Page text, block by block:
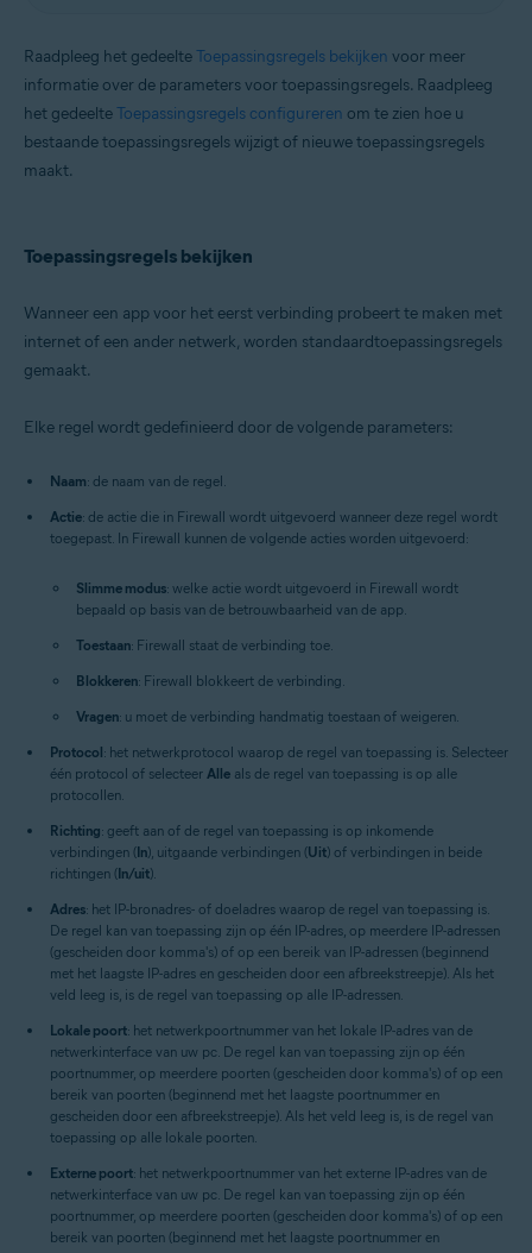
Raadpleeg het gedeelteToepassingsregels bekijken voor meer
informatie over de parameters voor toepassingsregels. Raadpleeg
het gedeelteToepassingsregels configureren om te zien hoe u
bestaande toepassingsregels wijzigt of nieuwe toepassingsregels
maakt.
Toepassingsregels bekijken
Wanneer een app voor het eerst verbinding probeert te maken met
internet of een ander netwerk, worden standaardtoepassingsregels
gemaakt.
Elke regel wordt gedefinieerd door de volgende parameters:
Naam: de naam van de regel.
Actie: de actie die in Firewall wordt uitgevoerd wanneer deze regel wordt
toegepast. In Firewall kunnen de volgende acties worden uitgevoerd:
Slimme modus: welke actie wordt uitgevoerd in Firewall wordt
bepaald op basis van de betrouwbaarheid van de app.
Toestaan: Firewall staat de verbinding toe.
Blokkeren: Firewall blokkeert de verbinding.
Vragen: u moet de verbinding handmatig toestaan of weigeren.
Protocol: het netwerkprotocol waarop de regel van toepassing is. Selecteer
één protocol of selecteer Alle als de regel van toepassing is op alle
protocollen.
Richting: geeft aan of de regel van toepassing is op inkomende
verbindingen (In), uitgaande verbindingen (Uit) of verbindingen in beide
richtingen (In/uit).
Adres: het IP-bronadres- of doeladres waarop de regel van toepassing is.
De regel kan van toepassing zijn op één IP-adres, op meerdere IP-adressen
(gescheiden door komma's) of op een bereik van IP-adressen (beginnend
met het laagste IP-adres en gescheiden door een afbreekstreepje). Als het
veld leeg is, is de regel van toepassing op alle IP-adressen.
Lokale poort: het netwerkpoortnummer van het lokale IP-adres van de
netwerkinterface van uw pc. De regel kan van toepassing zijn op één
poortnummer, op meerdere poorten (gescheiden door komma's) of op een
bereik van poorten (beginnend met het laagste poortnummer en
gescheiden door een afbreekstreepje). Als het veld leeg is, is de regel van
toepassing op alle lokale poorten.
Externe poort: het netwerkpoortnummer van het externe IP-adres van de
netwerkinterface van uw pc. De regel kan van toepassing zijn op één
poortnummer, op meerdere poorten (gescheiden door komma's) of op een
bereik van poorten (beginnend met het laagste poortnummer en